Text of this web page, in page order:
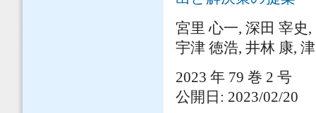
宮里 心一, 深田 宰史
宇津 徳浩, 井林 康,
2023 年 79 巻 2 号
公開日: 2023/02/20